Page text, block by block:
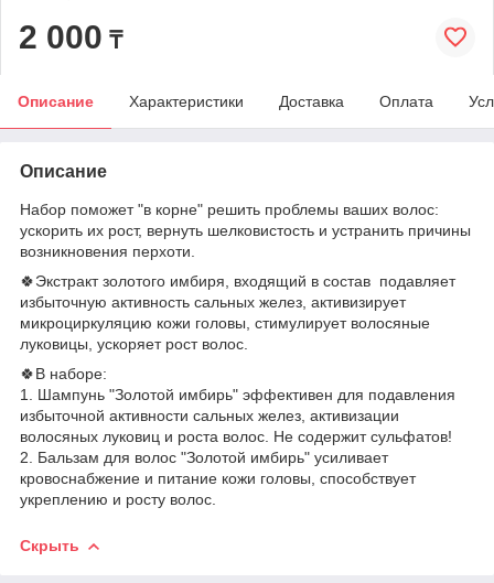
2 000 ₸
Описание Характеристики Доставка Оплата
Описание
Набор поможет "в корне" решить проблемы ваших волос:
ускорить их рост, вернуть шелковистость и устранить причины
возникновения перхоти.
🍀Экстракт золотого имбиря, входящий в состав подавляет
избыточную активность сальных желез, активизирует
микроциркуляцию кожи головы, стимулирует волосяные
луковицы, ускоряет рост волос.
🍀В наборе:
1. Шампунь "Золотой имбирь" эффективен для подавления
избыточной активности сальных желез, активизации
волосяных луковиц и роста волос. Не содержит сульфатов!
2. Бальзам для волос "Золотой имбирь" усиливает
кровоснабжение и питание кожи головы, способствует
укреплению и росту волос.
Скрыть